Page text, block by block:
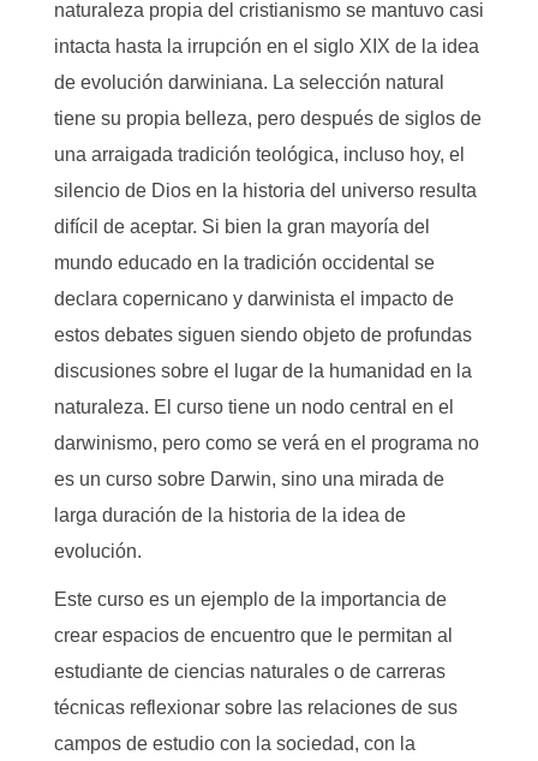
naturaleza propia del cristianismo se mantuvo casi
intacta hasta la irrupción en el siglo XIX de la idea
de evolución darwiniana. La selección natural
tiene su propia belleza, pero después de siglos de
una arraigada tradición teológica, incluso hoy, el
silencio de Dios en la historia del universo resulta
difícil de aceptar. Si bien la gran mayoría del
mundo educado en la tradición occidental se
declara copernicano y darwinista el impacto de
estos debates siguen siendo objeto de profundas
discusiones sobre el lugar de la humanidad en la
naturaleza. El curso tiene un nodo central en el
darwinismo, pero como se verá en el programa no
es un curso sobre Darwin, sino una mirada de
larga duración de la historia de la idea de
evolución.
Este curso es un ejemplo de la importancia de
crear espacios de encuentro que le permitan al
estudiante de ciencias naturales o de carreras
técnicas reflexionar sobre las relaciones de sus
campos de estudio con la sociedad, con la